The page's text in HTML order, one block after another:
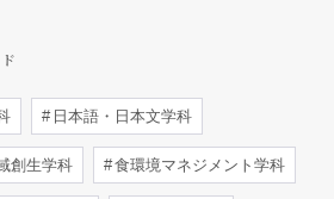
日本語・日本文学科
創生学科 食環境マネジメント学科